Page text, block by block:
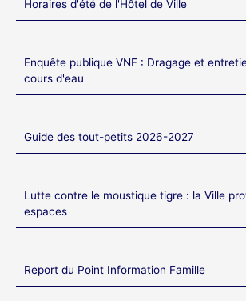
Horaires d'été de l'Hôtel de Ville
Enquête publique VNF : Dragage et
cours d'eau
Guide des tout-petits 2026-2027
Lutte contre le moustique tigre : la Ville
espaces
Report du Point Information Famille